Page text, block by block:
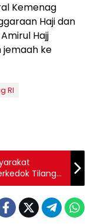
Kemenag
Haji dan
Hajj
ke
RI
Tilang